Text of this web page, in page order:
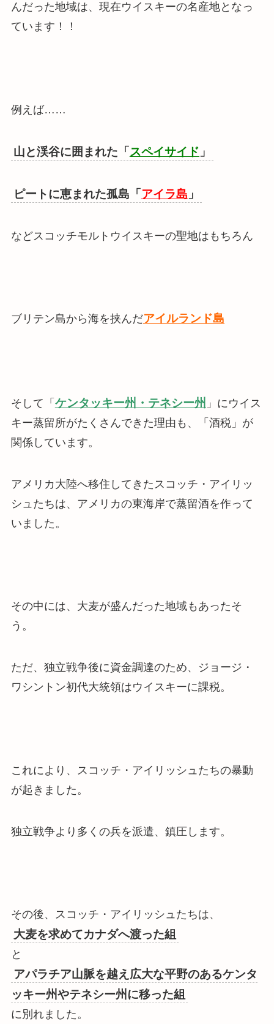
んだった地域は、現在ウイスキーの名産地となっ
ています！！
例えば……
山と渓谷に囲まれた「 スペイサイド 」
ピートに恵まれた孤島「アイラ島 」
などスコッチモルトウイスキーの聖地はもちろん
ブリテン島から海を挟んだアイルランド島
そして「 ケンタッキー州・テネシー州 」にウイス
キー蒸留所がたくさんできた理由も、「酒税」が
関係しています。
アメリカ大陸へ移住してきたスコッチ・アイリッ
シュたちは、アメリカの東海岸で蒸留酒を作って
いました。
その中には、大麦が盛んだった地域もあったそ
う。
ただ、独立戦争後に資金調達のため、
ジョージ・
ワシントン初代大統領はウイスキーに課税。
これにより、スコッチ・アイリッシュたちの暴動
が起きました。
独立戦争より多くの兵を派遣、鎮圧します。
その後、スコッチ・アイリッシュたちは、
大麦を求めてカナダへ渡った組
と
アパラチア山脈を越え広大な平野のあるケンタ
ッキー州やテネシー州に移った組
に別れました。